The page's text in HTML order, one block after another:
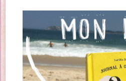
Post navigation